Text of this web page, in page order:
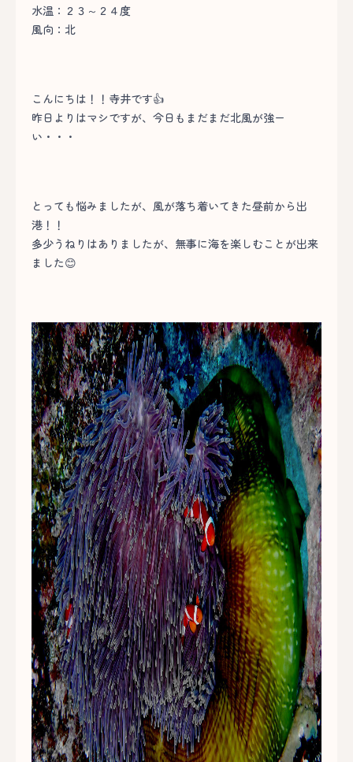
水温：２３～２４度
風向：北
こんにちは！！寺井です👍
昨日よりはマシですが、今日もまだまだ北風が強ー
い・・・
とっても悩みましたが、風が落ち着いてきた昼前から出
港！！
多少うねりはありましたが、無事に海を楽しむことが出来
ました😊